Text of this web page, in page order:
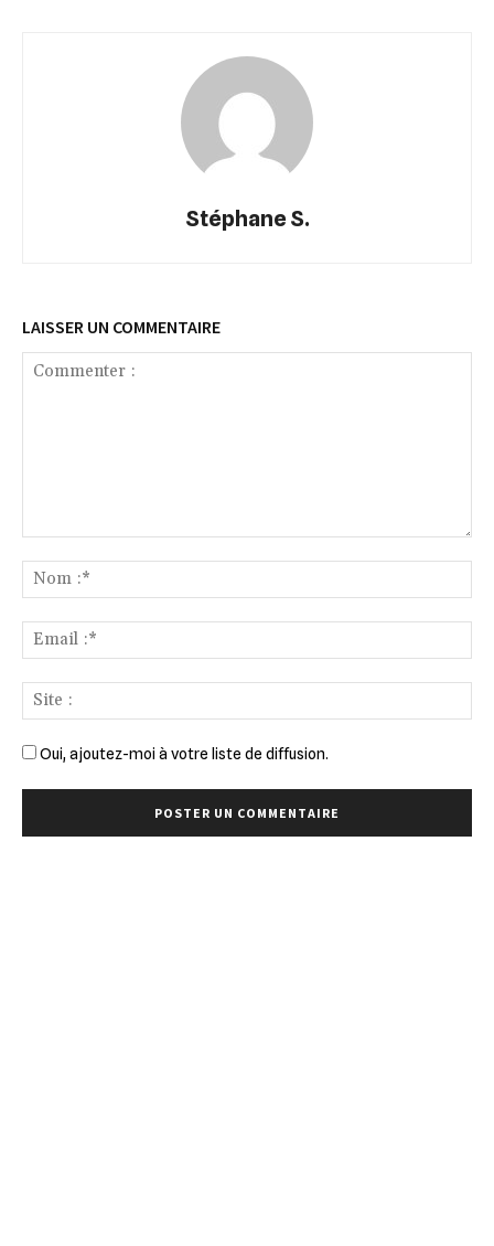
Stéphane S.
LAISSER UN COMMENTAIRE
Oui, ajoutez-moi à votre liste de diffusion.